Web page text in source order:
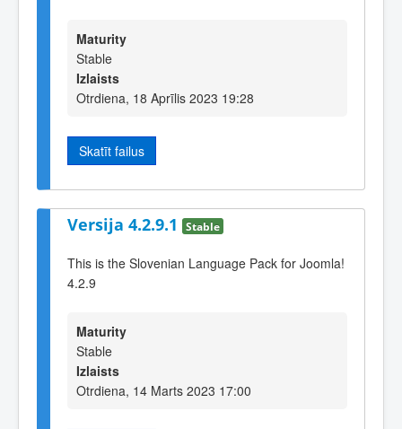
Maturity
Stable
Izlaists
Otrdiena, 18 Aprīlis 2023 19:28
Skatīt failus
Versija 4.2.9.1 Stable
This is the Slovenian Language Pack for Joomla!
4.2.9
Maturity
Stable
Izlaists
Otrdiena, 14 Marts 2023 17:00